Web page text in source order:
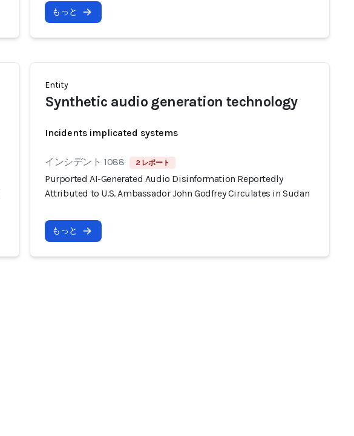
もっと
Entity
Synthetic audio generation technology
Incidents implicated systems
インシデント 1088 2 レポート
Purported AI-Generated Audio Disinformation Reportedly
Attributed to U.S. Ambassador John Godfrey Circulates in Sudan
もっと